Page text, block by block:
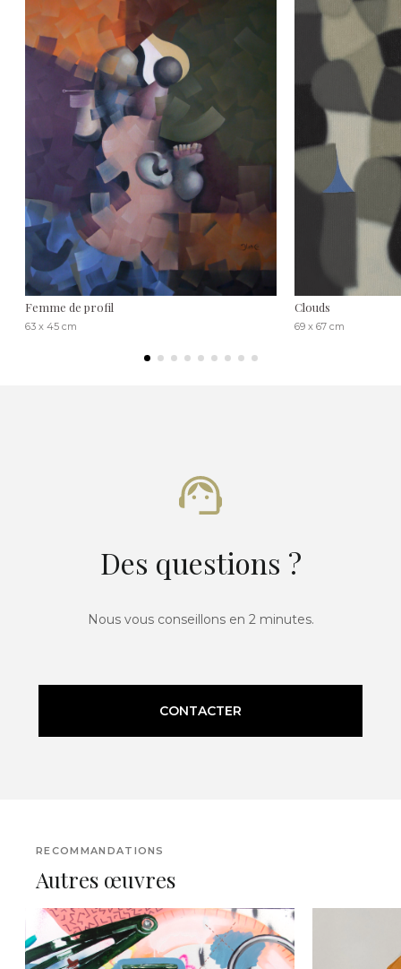
Femme de profil
63 x 45 cm
Clouds
69 x 67 cm
Des questions ?
Nous vous conseillons en 2 minutes.
CONTACTER
RECOMMANDATIONS
Autres œuvres